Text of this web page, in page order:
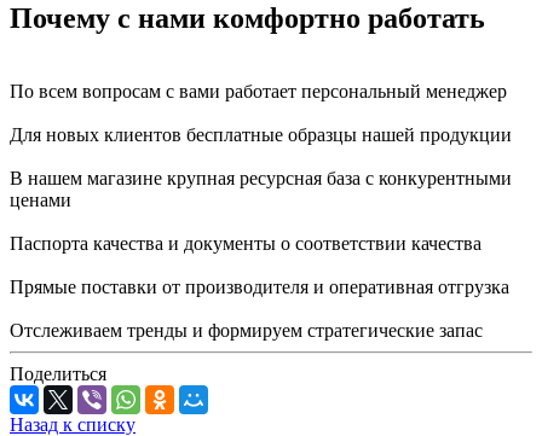
Почему с нами комфортно работать
По всем вопросам с вами работает персональный менеджер
Для новых клиентов бесплатные образцы нашей продукции
В нашем магазине крупная ресурсная база с конкурентными
ценами
Паспорта качества и документы о соответствии качества
Прямые поставки от производителя и оперативная отгрузка
Отслеживаем тренды и формируем стратегические запас
Поделиться
Назад к списку